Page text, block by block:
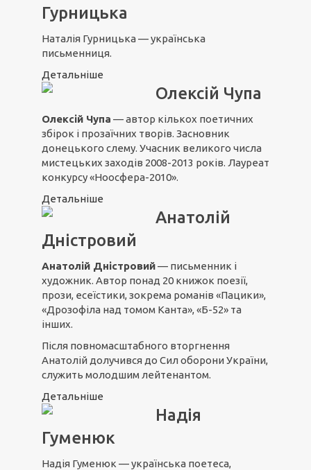
Гурницька
Наталія Гурницька — українська
письменниця.
Детальніше
Олексій Чупа
Олексій Чупа — автор кількох поетичних
збірок і прозаїчних творів. Засновник
донецького слему. Учасник великого числа
мистецьких заходів 2008-2013 років. Лауреат
конкурсу «Ноосфера-2010».
Детальніше
Анатолій
Дністровий
Анатолій Дністровий— письменник і
художник. Автор понад 20 книжок поезії,
прози, есеїстики, зокрема романів «Пацики»,
«Дрозофіла над томом Канта», «Б-52» та
інших.
Після повномасштабного вторгнення
Анатолій долучився до Сил оборони України,
служить молодшим лейтенантом.
Детальніше
Надія
Гуменюк
Надія Гуменюк — українська поетеса,